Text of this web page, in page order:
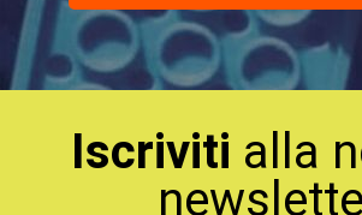
Iscriviti alla